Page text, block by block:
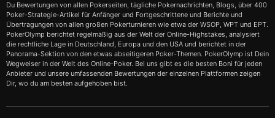
Du Bewertungen von allen Pokerseiten, tägliche Pokernachrichten, Blogs, über 400
Poker-Strategie-Artikel für Anfänger und Fortgeschrittene und Berichte und
Übertragungen von allen großen Pokerturnieren wie etwa der WSOP, WPT und EPT.
PokerOlymp berichtet regelmäßig aus der Welt der Online-Highstakes, analysiert
die rechtliche Lage in Deutschland, Europa und den USA und berichtet in der
Panorama-Sektion von den etwas abseitigeren Poker-Themen. PokerOlymp ist Dein
Wegweiser in der Welt des Online-Poker. Bei uns gibt es die besten Boni für jeden
Anbieter und unsere umfassenden Bewertungen der einzelnen Plattformen zeigen
Dir, wo du am besten aufgehoben bist.